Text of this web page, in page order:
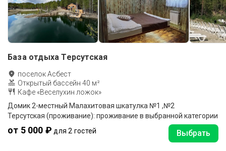
База отдыха Терсутская
поселок Асбест
Открытый бассейн 40 м²
Кафе «Веселухин ложок»
Домик 2-местный Малахитовая шкатулка №1 ,№2
Терсутская (проживание): проживание в выбранной категории
от 5 000 ₽ для 2 гостей Выбрать